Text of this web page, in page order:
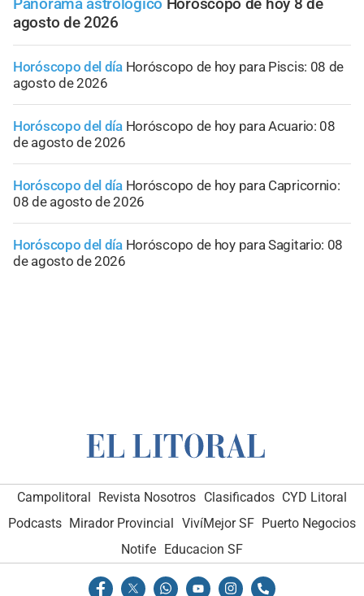
Panorama astrológico Horóscopo de hoy 8 de
agosto de 2026
Horóscopo del día Horóscopo de hoy para Piscis: 08 de
agosto de 2026
Horóscopo del día Horóscopo de hoy para Acuario: 08
de agosto de 2026
Horóscopo del día Horóscopo de hoy para Capricornio:
08 de agosto de 2026
Horóscopo del día Horóscopo de hoy para Sagitario: 08
de agosto de 2026
Campolitoral Revista Nosotros Clasificados CYD Litoral
Podcasts Mirador Provincial VivíMejor SF Puerto Negocios
Notife Educacion SF